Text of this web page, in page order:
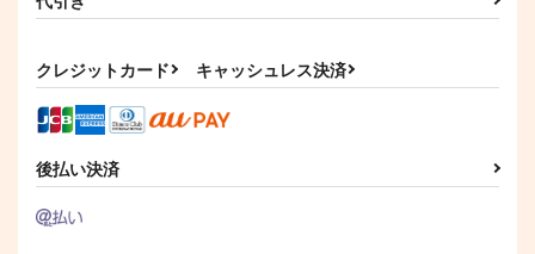
クレジットカード キャッシュレス決済
後払い決済